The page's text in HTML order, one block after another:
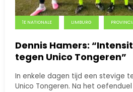
1E NATIONALE LIMBURG
Dennis Hamers:
tegen Unico Tongeren”
In enkele dagen tijd een stevige
Unico Tongeren. Na het oefenduel